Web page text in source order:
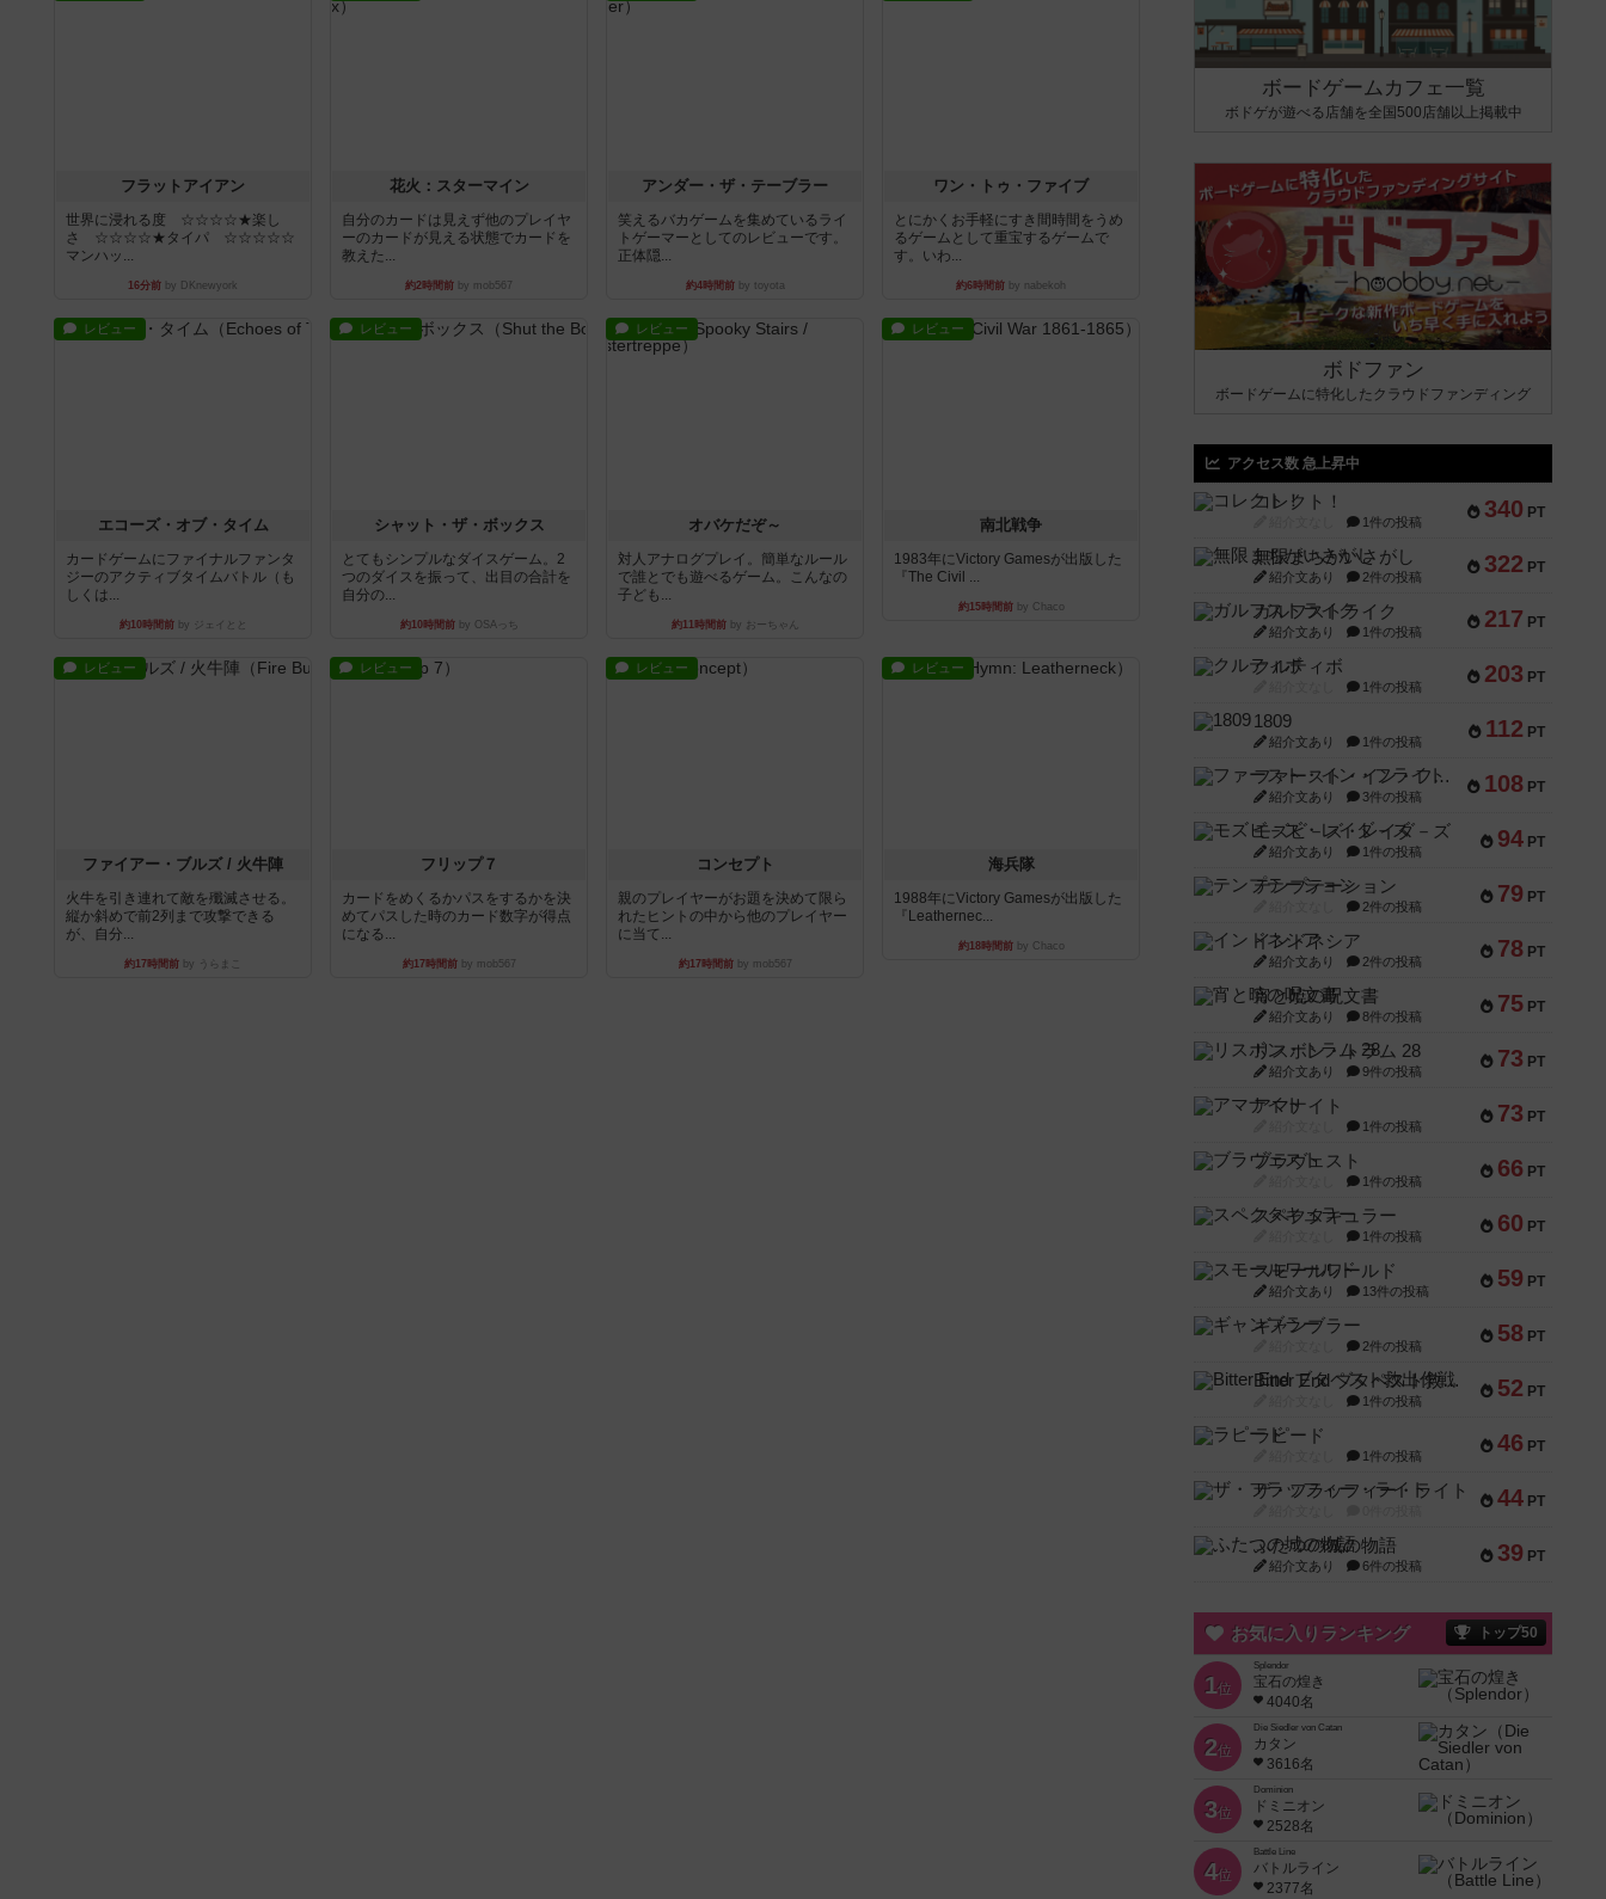
フラットアイアン
世界に浸れる度 ☆☆☆☆★楽し
さ ☆☆☆☆★タイパ ☆☆☆☆☆
マンハッ...
16分前 by DKnewyork
花火：スターマイン
自分のカードは見えず他のプレイヤ
ーのカードが見える状態でカードを
教えた...
約2時間前 by mob567
アンダー・ザ・テーブラー
笑えるバカゲームを集めているライ
トゲーマーとしてのレビューです。
正体隠...
約4時間前by toyota
ワン・トゥ・ファイブ
とにかくお手軽にすき間時間をうめ
るゲームとして重宝するゲームで
す。いわ...
約6時間前 by nabekoh
レビュー
エコーズ・オブ・タイム
カードゲームにファイナルファンタ
ジーのアクティブタイムバトル（も
しくは...
約10時間前by ジェイとと
レビュー
シャット・ザ・ボックス
とてもシンプルなダイスゲーム。2
つのダイスを振って、出目の合計を
自分の...
約10時間前by OSAっち
レビュー
オバケだぞ～
対人アナログプレイ。簡単なルール
で誰とでも遊べるゲーム。こんなの
子ども...
約11時間前by おーちゃん
レビュー
南北戦争
1983年にVictory Gamesが出版した
『The Civil ...
約15時間前by Chaco
レビュー
ファイアー・ブルズ / 火牛陣
火牛を引き連れて敵を殲滅させる。
縦か斜めで前2列まで攻撃できる
が、自分...
約17時間前 by うらまこ
レビュー
フリップ７
カードをめくるかパスをするかを決
めてパスした時のカード数字が得点
になる...
約17時間前by mob567
レビュー
コンセプト
親のプレイヤーがお題を決めて限ら
れたヒントの中から他のプレイヤー
に当て...
約17時間前by mob567
レビュー
海兵隊
1988年にVictory Gamesが出版した
『Leathernec...
約18時間前by Chaco
ボードゲームカフェ一覧
ボドゲが遊べる店舗を全国500店舗以上掲載中
ボドファン
ボードゲームに特化したクラウドファンディング
アクセス数 急上昇中
340 PT
コレクト！
1件の投稿
322 PT
無限まちがいさがし
紹介文あり 2件の投稿
217 PT
ガルフストライク
紹介文あり 1件の投稿
203 PT
クルティボ
1件の投稿
112 PT
1809
紹介文あり 1件の投稿
108 PT
ファースト・イン・フライト
紹介文あり 3件の投稿
94 PT
モズビ－ズ・レイダ－ズ
紹介文あり 1件の投稿
79 PT
テンプテーション
2件の投稿
78 PT
インドネシア
紹介文あり 2件の投稿
75 PT
宵と暁の呪文書
紹介文あり 8件の投稿
73 PT
リスボン・トラム 28
紹介文あり 9件の投稿
73 PT
アマナイト
1件の投稿
66 PT
ブラヴェスト
1件の投稿
60 PT
スペクタキュラー
1件の投稿
59 PT
スモールワールド
紹介文あり 13件の投稿
58 PT
ギャンブラー
2件の投稿
52 PT
Bitter End ブタペスト救出作戦
1件の投稿
46 PT
ラピード
1件の投稿
44 PT
ザ・フラッフィー・ライト
39 PT
ふたつの城の物語
紹介文あり 6件の投稿
お気に入りランキング トップ50
1位
Splendor
宝石の煌き
4040名
2位
Die Siedler von Catan
カタン
3616名
3位
Dominion
ドミニオン
2528名
4位
Battle Line
バトルライン
2377名